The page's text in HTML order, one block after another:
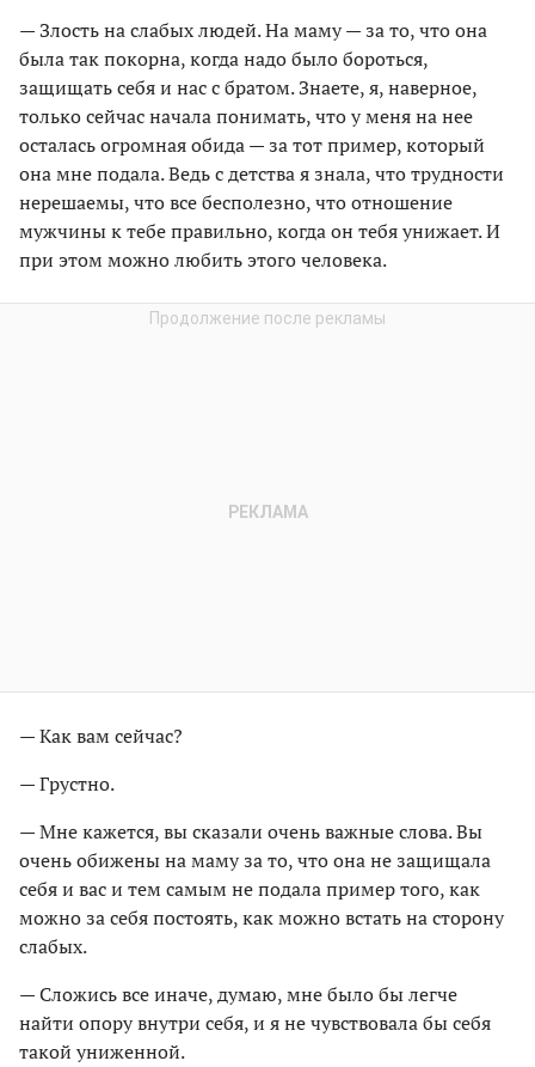
— Злость на слабых людей. На маму — за то, что она
была так покорна, когда надо было бороться,
защищать себя и нас с братом. Знаете, я, наверное,
только сейчас начала понимать, что у меня на нее
осталась огромная обида — за тот пример, который
она мне подала. Ведь с детства я знала, что трудности
нерешаемы, что все бесполезно, что отношение
мужчины к тебе правильно, когда он тебя унижает. И
при этом можно любить этого человека.
— Как вам сейчас?
— Грустно.
— Мне кажется, вы сказали очень важные слова. Вы
очень обижены на маму за то, что она не защищала
себя и вас и тем самым не подала пример того, как
можно за себя постоять, как можно встать на сторону
слабых.
— Сложись все иначе, думаю, мне было бы легче
найти опору внутри себя, и я не чувствовала бы себя
такой униженной.